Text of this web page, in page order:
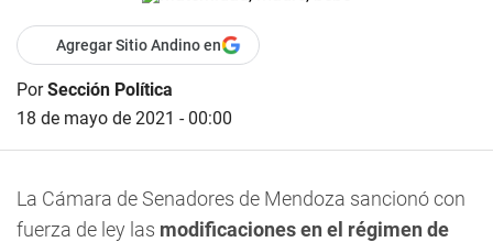
Agregar Sitio Andino en
PorSección Política
18 de mayo de 2021 - 00:00
La Cámara de Senadores de Mendoza sancionó con
fuerza de ley las modificaciones en el régimen de